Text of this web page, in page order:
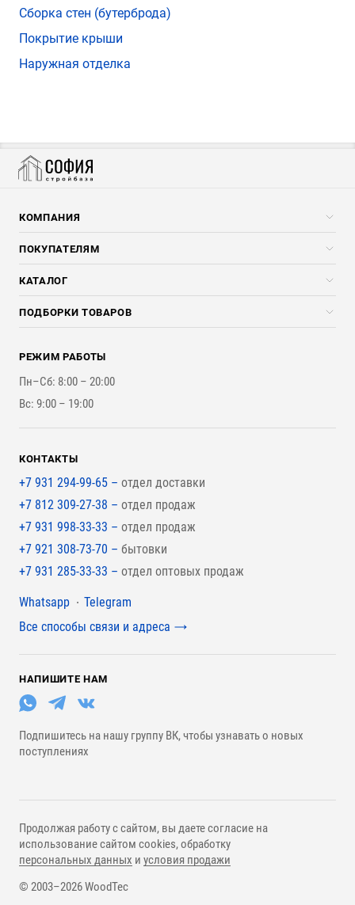
Сборка стен (бутерброда)
Покрытие крыши
Наружная отделка
КОМПАНИЯ
Компания
Услуги
ПОКУПАТЕЛЯМ
Скидки стройкомпаниям
Доставка и разгрузка
Оплата и Возврат
Наши работы
КАТАЛОГ
Погонажные изделия
Брикеты, Дрова, Стружка
Стройматериалы
Инструменты
ПОДБОРКИ ТОВАРОВ
Для бутерброда стены
Для наружной отделки
Для покрытия крыши
РЕЖИМ РАБОТЫ
Пн–Сб: 8:00 – 20:00
Вс: 9:00 – 19:00
КОНТАКТЫ
+7 931 294-99-65 – отдел доставки
+7 812 309-27-38 – отдел продаж
+7 931 998-33-33 – отдел продаж
+7 921 308-73-70 – бытовки
+7 931 285-33-33 – отдел оптовых продаж
Мессенджеры
Whatsapp
Telegram
Все способы связи и адреса
НАПИШИТЕ НАМ
Подпишитесь на нашу группу ВК, чтобы узнавать о новых
поступлениях
© 2003–2026 WoodTec
Продолжая работу с сайтом, вы даете согласие на
использование сайтом cookies, обработку
персональных данных и условия продажи